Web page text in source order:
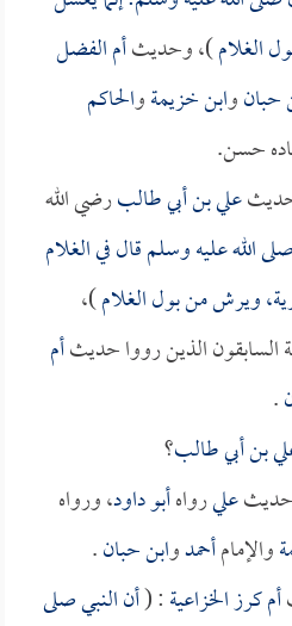
الغلام)، وحديثأم الفضل
حبانوابن خزيمةوالحاكم
حسن.
علي بن أبي طالبرضي الله
الله عليه وسلم قال في الغلام
ويرش من بول الغلام)،
السابقون الذين رووا حديثأم
.
بن أبي طالب؟
حديثعليرواهأبو داود، ورواه
والإمامأحمدوابن حبان.
أم كرز الخزاعية: (أن النبي صلى